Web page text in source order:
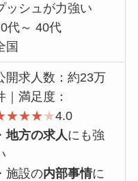
ッシュが力強い
代～ 40代
国
開求人数：約23万
｜満足度：
★★★★4.0
地方の求人 にも強
施設の内部事情に